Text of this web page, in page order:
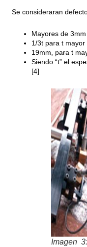
Se consideraran
Mayores de
1/3t para t
19mm, para t
Siendo “t” el
[4]
Imagen